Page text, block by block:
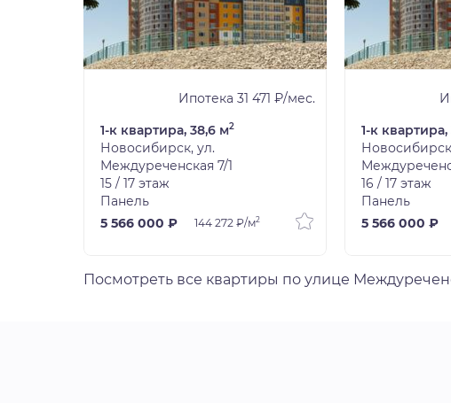
Ипотека 31 471 ₽/мес.
1-к квартира, 38,6 м2
Новосибирск, ул.
Междуреченская 7/1
15 / 17 этаж
Панель
5 566 000 ₽
144 272 ₽/м2
1-к
16 / 17 этаж
Панель
5 566 000 ₽
Посмотреть все квартиры по улице